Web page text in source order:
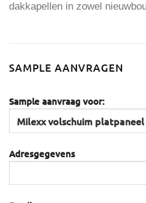
dakkapellen in zowel
SAMPLE AANVRAGEN
Sample aanvraag voor:
Adresgegevens